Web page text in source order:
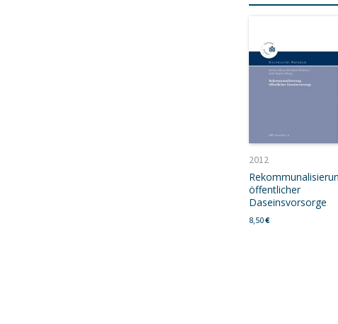
2012
öffentlicher
Daseinsvorsorge
8,50€